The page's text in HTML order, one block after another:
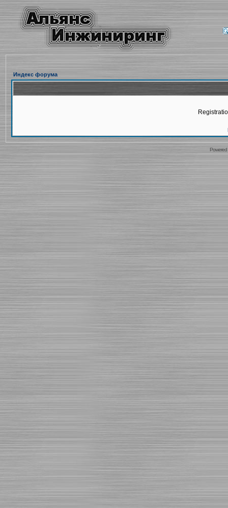
Индекс форума